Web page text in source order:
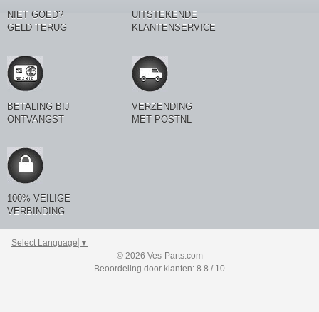
NIET GOED?
GELD TERUG
UITSTEKENDE
KLANTENSERVICE
BETALING BIJ
ONTVANGST
VERZENDING
MET POSTNL
100% VEILIGE
VERBINDING
Select Language ▼
© 2026 Ves-Parts.com
Beoordeling door klanten: 8.8 / 10